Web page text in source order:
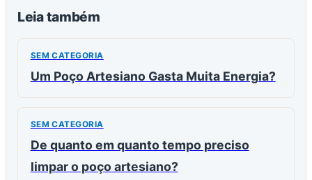
Leia também
SEM CATEGORIA
Um Poço Artesiano Gasta Muita Energia?
SEM CATEGORIA
De quanto em quanto tempo preciso
limpar o poço artesiano?